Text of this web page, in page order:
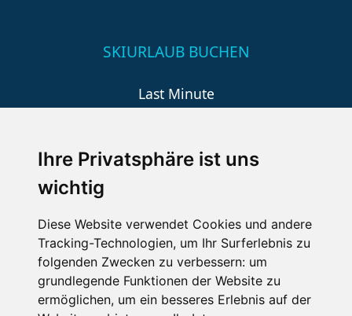
Ihre Privatsphäre ist uns
wichtig
Diese Website verwendet Cookies und andere
Tracking-Technologien, um Ihr Surferlebnis zu
folgenden Zwecken zu verbessern: um
grundlegende Funktionen der Website zu
ermöglichen, um ein besseres Erlebnis auf der
SKIURLAUB BUCHEN
Last Minute
Wellness
SCHNEEHÖHEN SKI APP
Die Schneehoehen Ski APP für iOS und Android - Ein
Muss für alle Wintersportler und Schneefreaks!